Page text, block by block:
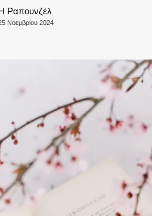
Ραπουνζέλ
Νοεμβρίου 2024